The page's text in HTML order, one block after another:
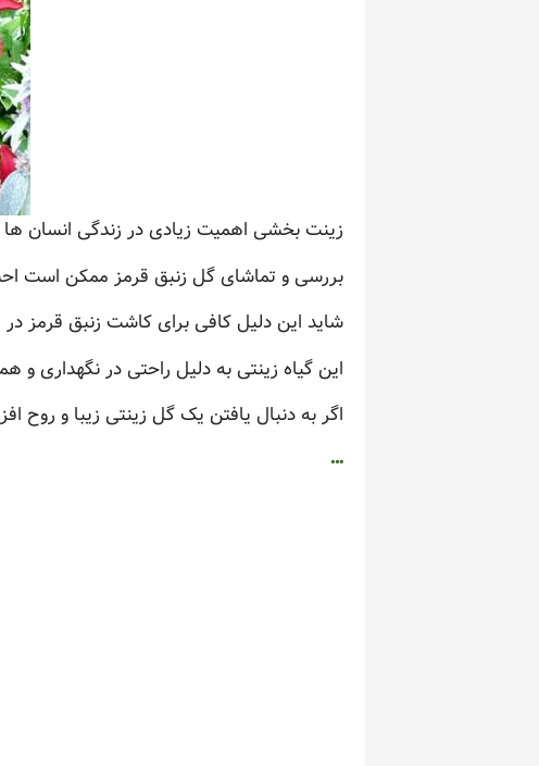
زینت بخشی اهمیت زیادی در زندگی انسان ها
بررسی و تماشای گل زنبق قرمز ممکن است
شاید این دلیل کافی برای کاشت زنبق قرمز
این گیاه زینتی به دلیل راحتی در نگهداری
اگر به دنبال یافتن یک گل زینتی زیبا و روح
…